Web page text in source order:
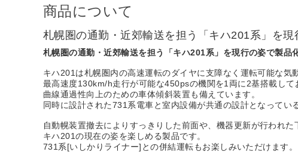
商品について
札幌圏の通勤・近郊輸送を担う「キハ201系」を現
札幌圏の通勤・近郊輸送を担う「キハ201系」を現行の姿で製品
キハ201は札幌圏内の高速運転のダイヤに支障なく運転可能な気
最高速度130km/h走行が可能な450psの機関を1両に2基搭載し
曲線通過性向上のための車体傾斜装置も備えています。
同時に設計された731系電車と室内設備が共通の設計となってい
自動幌装置撤去によりすっきりした前面や、機器更新が行われ
キハ201の現在の姿を楽しめる製品です。
731系[いしかりライナー]との併結運転もお楽しみいただけます。